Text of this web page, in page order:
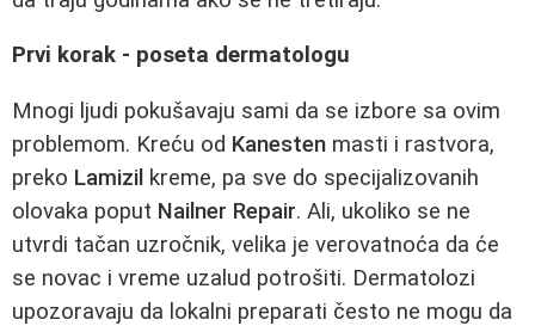
Prvi korak - poseta dermatologu
Mnogi ljudi pokušavaju sami da se izbore sa ovim
problemom. Kreću od Kanesten masti i rastvora,
preko Lamizil kreme, pa sve do specijalizovanih
olovaka poput Nailner Repair. Ali, ukoliko se ne
utvrdi tačan uzročnik, velika je verovatnoća da će
se novac i vreme uzalud potrošiti. Dermatolozi
upozoravaju da lokalni preparati često ne mogu da